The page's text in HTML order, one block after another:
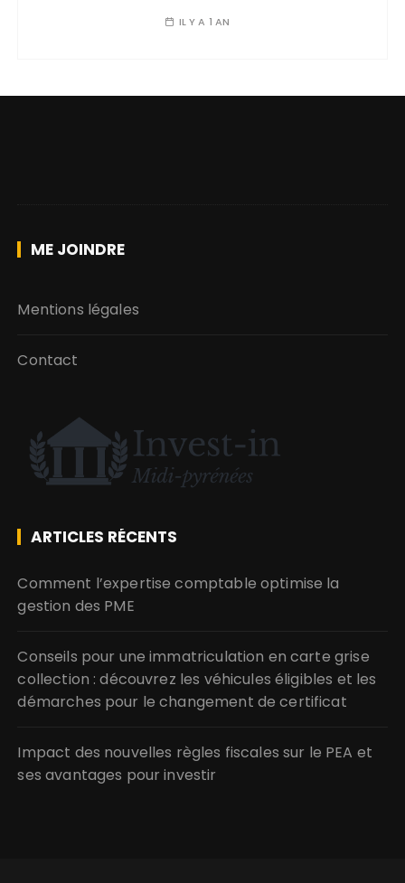
IL Y A 1 AN
ME JOINDRE
Mentions légales
Contact
ARTICLES RÉCENTS
Comment l’expertise comptable optimise la
gestion des PME
Conseils pour une immatriculation en carte grise
collection : découvrez les véhicules éligibles et les
démarches pour le changement de certificat
Impact des nouvelles règles fiscales sur le PEA et
ses avantages pour investir